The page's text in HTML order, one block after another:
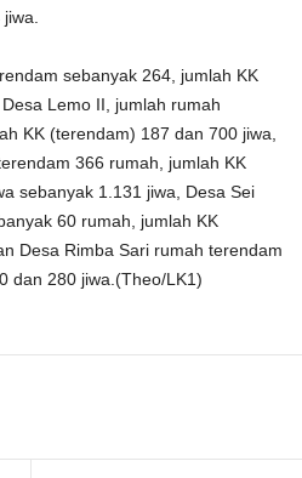
sebanyak 264, jumlah KK
Lemo II, jumlah rumah
KK (terendam) 187 dan 700 jiwa,
366 rumah, jumlah KK
sebanyak 1.131 jiwa, Desa Sei
60 rumah, jumlah KK
Desa Rimba Sari rumah terendam
dan 280 jiwa.(Theo/LK1)